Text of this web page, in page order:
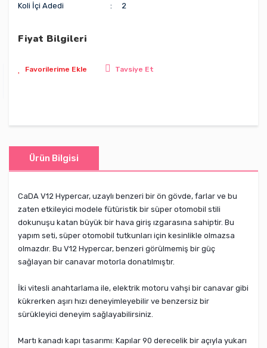
Koli İçi Adedi
2
Fiyat Bilgileri
Tavsiye Et
Ürün Bilgisi
CaDA V12 Hypercar, uzaylı benzeri bir ön gövde, farlar ve bu
zaten etkileyici modele fütüristik bir süper otomobil stili
dokunuşu katan büyük bir hava giriş ızgarasına sahiptir. Bu
yapım seti, süper otomobil tutkunları için kesinlikle olmazsa
olmazdır. Bu V12 Hypercar, benzeri görülmemiş bir güç
sağlayan bir canavar motorla donatılmıştır.
İki vitesli anahtarlama ile, elektrik motoru vahşi bir canavar gibi
kükrerken aşırı hızı deneyimleyebilir ve benzersiz bir
sürükleyici deneyim sağlayabilirsiniz.
Martı kanadı kapı tasarımı: Kapılar 90 derecelik bir açıyla yukarı